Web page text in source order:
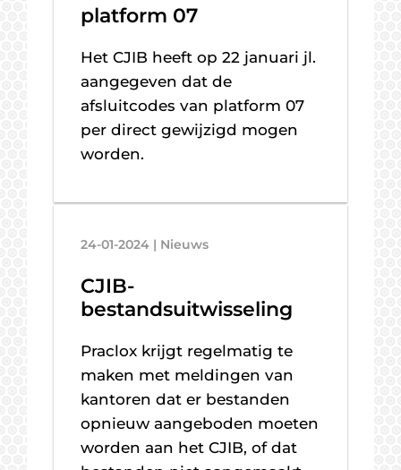
platform 07
Het CJIB heeft op 22 januari jl.
aangegeven dat de
afsluitcodes van platform 07
per direct gewijzigd mogen
worden.
24-01-2024 | Nieuws
CJIB-
bestandsuitwisseling
Praclox krijgt regelmatig te
maken met meldingen van
kantoren dat er bestanden
opnieuw aangeboden moeten
worden aan het CJIB, of dat